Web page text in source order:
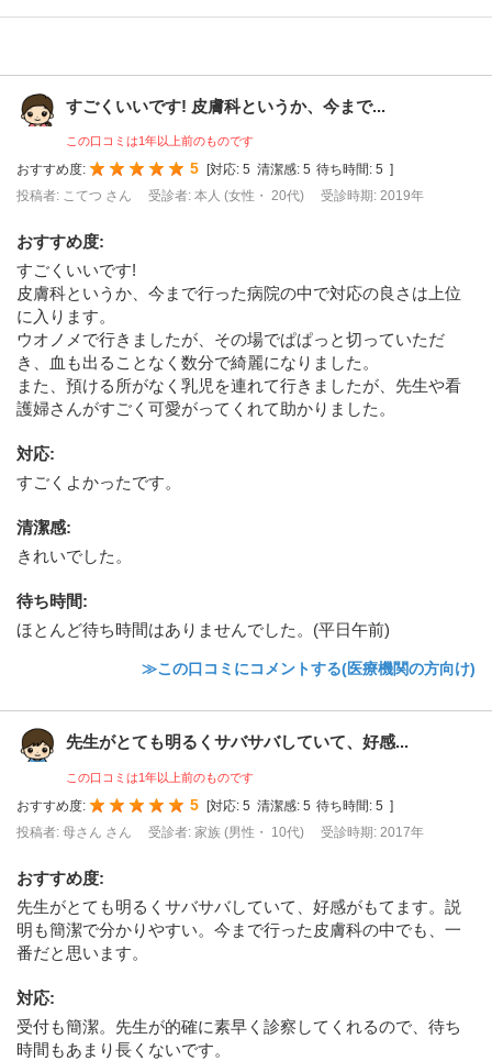
すごくいいです! 皮膚科というか、今まで...
この口コミは1年以上前のものです
おすすめ度: 5 対応: 5 清潔感: 5 待ち時間: 5
投稿者: こてつ さん
受診者: 本人 (女性・ 20代) 受診時期: 2019年
おすすめ度:
すごくいいです!
皮膚科というか、今まで行った病院の中で対応の良さは上位
に入ります。
ウオノメで行きましたが、その場でぱぱっと切っていただ
き、血も出ることなく数分で綺麗になりました。
また、預ける所がなく乳児を連れて行きましたが、先生や看
護婦さんがすごく可愛がってくれて助かりました。
対応:
すごくよかったです。
清潔感:
きれいでした。
待ち時間:
ほとんど待ち時間はありませんでした。(平日午前)
≫この口コミにコメントする(医療機関の方向け)
先生がとても明るくサバサバしていて、好感...
この口コミは1年以上前のものです
おすすめ度: 5 [対応: 5 清潔感: 5 待ち時間: 5 ]
投稿者: 母さん さん
受診者: 家族 (男性・ 10代) 受診時期: 2017年
おすすめ度:
先生がとても明るくサバサバしていて、好感がもてます。説
明も簡潔で分かりやすい。今まで行った皮膚科の中でも、一
番だと思います。
対応:
受付も簡潔。先生が的確に素早く診察してくれるので、待ち
時間もあまり長くないです。